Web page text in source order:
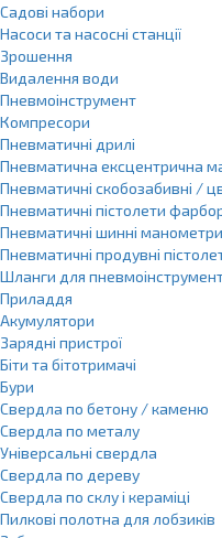
Садові набори
Насоси та насосні станції
Зрошення
Видалення води
Пневмоінструмент
Компресори
Пневматичні дрилі
Пневматична ексцентрична
Пневматичні скобозабивні /
Пневматичні пістолети
Пневматичні шинні манометри
Пневматичні продувні
Шланги для
Приладдя
Акумулятори
Зарядні пристрої
Біти та бітотримачі
Бури
Свердла по бетону / каменю
Свердла по металу
Універсальні свердла
Свердла по дереву
Свердла по склу і кераміці
Пилкові полотна для лобзиків